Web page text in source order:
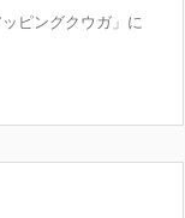
ピングクウガ」に